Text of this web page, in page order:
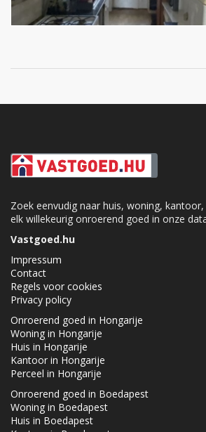
Zoek eenvudig naar huis, woning,
elk willekeurig onroerend goed in onze
Vastgoed.hu
Impressum
Contact
Regels voor cookies
Privacy policy
Onroerend goed in Hongarije
Woning in Hongarije
Huis in Hongarije
Kantoor in Hongarije
Perceel in Hongarije
Onroerend goed in Boedapest
Woning in Boedapest
Huis in Boedapest